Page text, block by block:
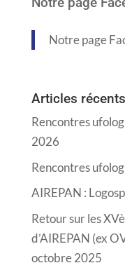
Notre page
Articles récents
Rencontres
2026
Rencontres
AIREPAN :
Retour sur les
d’AIREPAN (ex
octobre 2025